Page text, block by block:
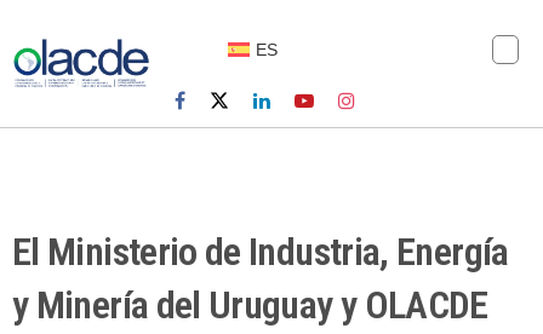
ES
El Ministerio de Industria, Energía
y Minería del Uruguay y OLACDE